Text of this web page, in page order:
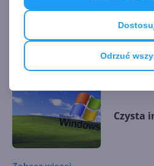
Odrzuć
wersji
Czysta